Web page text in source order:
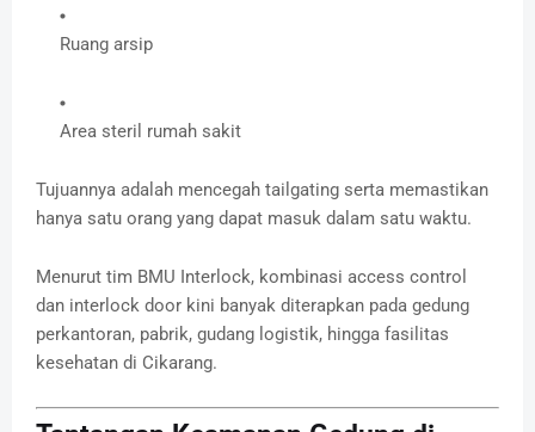
Ruang arsip
Area steril rumah sakit
Tujuannya adalah mencegah tailgating serta memastikan
hanya satu orang yang dapat masuk dalam satu waktu.
Menurut tim BMU Interlock, kombinasi access control
dan interlock door kini banyak diterapkan pada gedung
perkantoran, pabrik, gudang logistik, hingga fasilitas
kesehatan di Cikarang.